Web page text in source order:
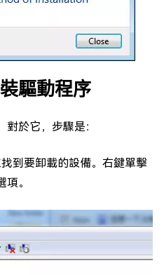
驅動程序
於它，步驟是：
到要卸載的設備。右鍵單擊
。